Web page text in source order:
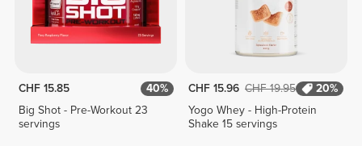
CHF 15.85
40%
Big Shot - Pre-Workout 23
servings
CHF 15.96 CHF 19.95
20%
Yogo Whey - High-Protein
Shake 15 servings